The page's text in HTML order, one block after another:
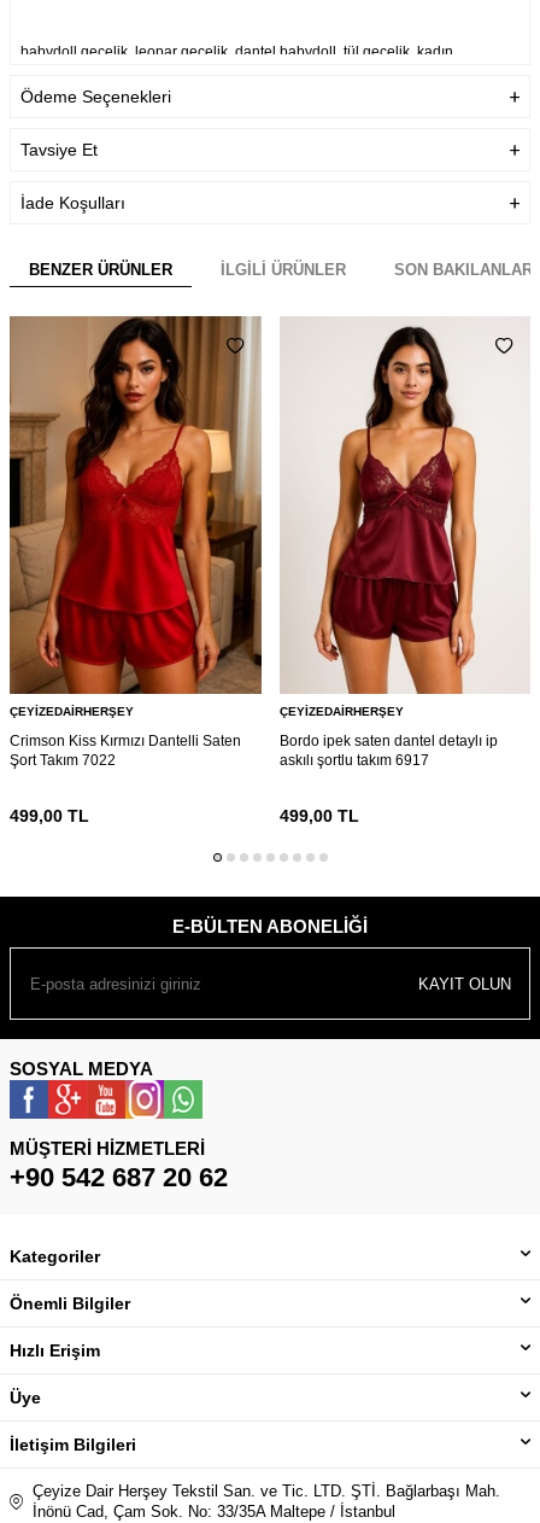
babydoll gecelik, leopar gecelik, dantel babydoll, tül gecelik, kadın
babydoll, askılı gecelik, kadın iç giyim, premium gecelik takımı, şık
gecelik, gece giyim, kadın babydoll takımı, leopar dantel gecelik.
Garanti Bilgisi
Ödeme Seçenekleri
Tavsiye Et
İade Koşulları
BENZER ÜRÜNLER İLGILI ÜRÜNLER SON BAKILANLAR
ÇEYIZEDAIRHERŞEY
Crimson Kiss Kırmızı Dantelli Saten
Şort Takım 7022
499,00 TL
ÇEYIZEDAIRHERŞEY
Bordo ipek saten dantel detaylı ip
askılı şortlu takım 6917
499,00TL
E-BÜLTEN ABONELIĞI
KAYIT OLUN
SOSYAL MEDYA
MÜŞTERI HIZMETLERI
+90 542 687 20 62
Kategoriler
Önemli Bilgiler
Hızlı Erişim
Üye
İletişim Bilgileri
Çeyize Dair Herşey Tekstil San. ve Tic. LTD. ŞTİ. Bağlarbaşı Mah.
İnönü Cad, Çam Sok. No: 33/35A Maltepe / İstanbul